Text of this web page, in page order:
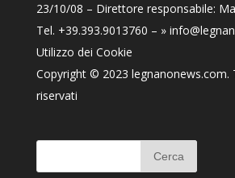
23/10/08 – Direttore responsabile:
Tel. +39.393.9013760 – »
Utilizzo dei Cookie
Copyright © 2023 legnanonews.com.
riservati